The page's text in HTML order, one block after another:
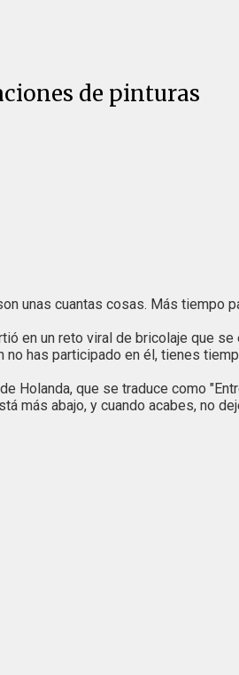
de pinturas
unas cuantas cosas. Más tiempo
en un reto viral de bricolaje que se
no has participado en él, tienes
Holanda, que se traduce como
más abajo, y cuando acabes, no